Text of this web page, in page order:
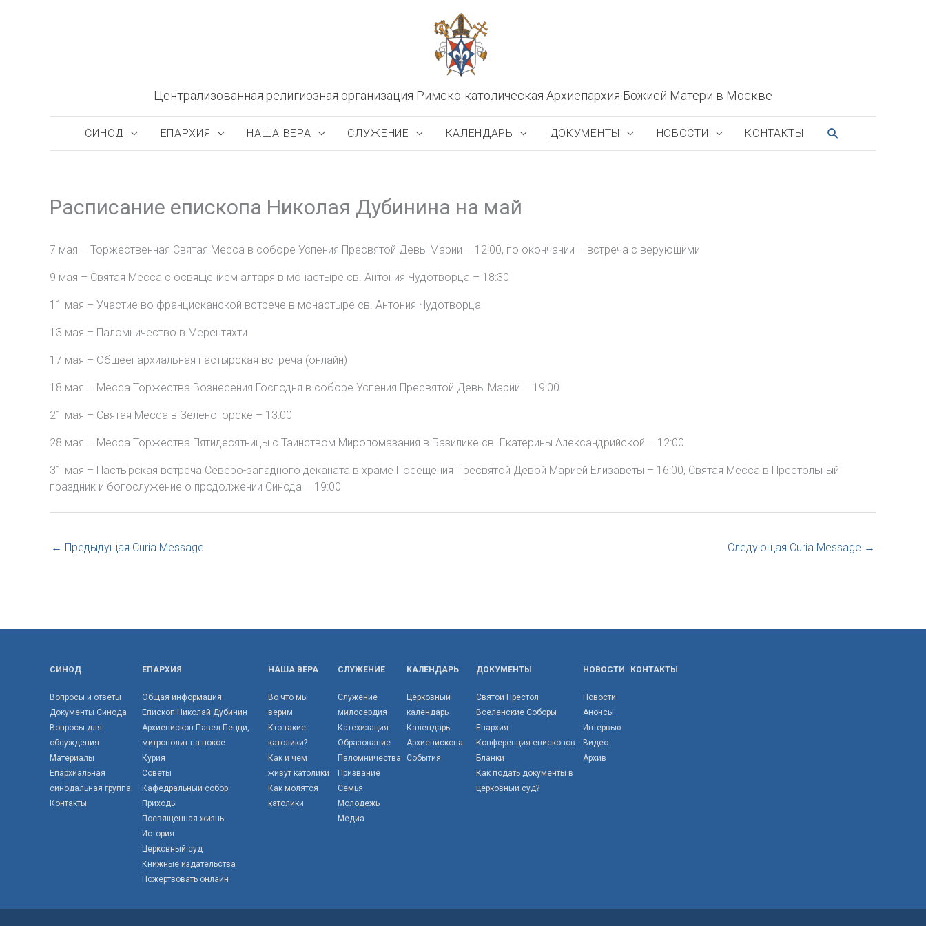
Централизованная религиозная организация Римско-католическая Архиепархия Божией Матери в Москве
СИНОД ЕПАРХИЯ НАША ВЕРА СЛУЖЕНИЕ КАЛЕНДАРЬ ДОКУМЕНТЫ НОВОСТИ КОНТАКТЫ ПОИСК
Расписание епископа Николая Дубинина на май
7 мая – Торжественная Святая Месса в соборе Успения Пресвятой Девы Марии – 12:00, по окончании – встреча с верующими
9 мая – Святая Месса с освящением алтаря в монастыре св. Антония Чудотворца – 18:30
11 мая – Участие во францисканской встрече в монастыре св. Антония Чудотворца
13 мая – Паломничество в Мерентяхти
17 мая – Общеепархиальная пастырская встреча (онлайн)
18 мая – Месса Торжества Вознесения Господня в соборе Успения Пресвятой Девы Марии – 19:00
21 мая – Святая Месса в Зеленогорске – 13:00
28 мая – Месса Торжества Пятидесятницы с Таинством Миропомазания в Базилике св. Екатерины Александрийской – 12:00
31 мая – Пастырская встреча Северо-западного деканата в храме Посещения Пресвятой Девой Марией Елизаветы – 16:00, Святая Месса в Престольный
праздник и богослужение о продолжении Синода – 19:00
← Предыдущая Curia Message Следующая Curia Message →
СИНОД
Вопросы и ответы
Документы Синода
Вопросы для
обсуждения
Материалы
Епархиальная
синодальная группа
Контакты
ЕПАРХИЯ
Общая информация
Епископ Николай Дубинин
Архиепископ Павел Пецци,
митрополит на покое
Курия
Советы
Кафедральный собор
Приходы
Посвященная жизнь
История
Церковный суд
Книжные издательства
Пожертвовать онлайн
НАША ВЕРА
Во что мы
верим
Кто такие
католики?
Как и чем
живут католики
Как молятся
католики
СЛУЖЕНИЕ
Служение
милосердия
Катехизация
Образование
Паломничества
Призвание
Семья
Молодежь
Медиа
КАЛЕНДАРЬ
Церковный
календарь
Календарь
Архиепископа
События
ДОКУМЕНТЫ
Святой Престол
Вселенские Соборы
Епархия
Конференция епископов
Бланки
Как подать документы в
церковный суд?
НОВОСТИ
Новости
Анонсы
Интервью
Видео
Архив
КОНТАКТЫ